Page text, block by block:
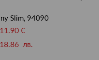
Slim, 94090
€
лв.